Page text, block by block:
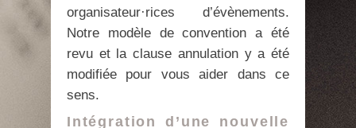
organisateur·rices d’évènements.
Notre modèle de convention a été
revu et la clause annulation y a été
modifiée pour vous aider dans ce
sens.
Intégration d’une nouvelle